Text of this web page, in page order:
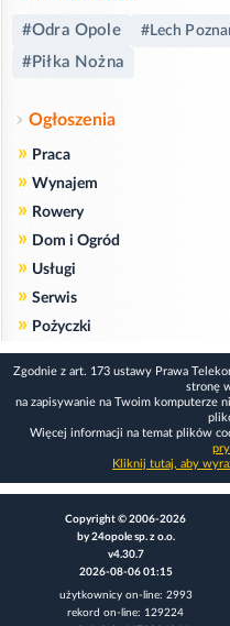
#Odra Opole #Lech
#Piłka Nożna
Ogłoszenia
» Praca
» Wynajem
» Rowery
» Dom i Ogród
» Usługi
» Serwis
» Pożyczki
Zgodnie z art. 173 ustawy Prawa
stronę
na zapisywanie na Twoim komputerze
Więcej informacji na temat plików
Kliknij tutaj, aby
Copyright © 2006-2026
by 24opole sp. z o.o.
v4.30.7
2026-08-06 01:15
użytkownicy on-line: 2993
rekord on-line: 129224